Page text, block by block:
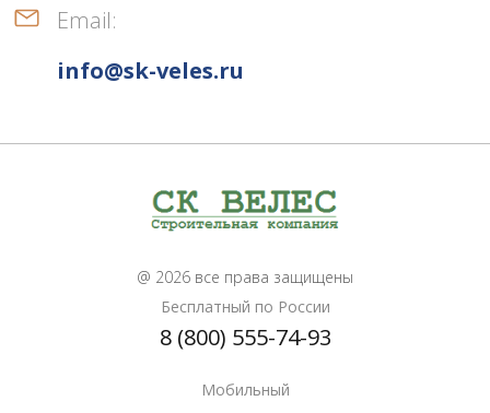
Email:
info@sk-veles.ru
@ 2026 все права защищены
Бесплатный по России
8 (800) 555-74-93
Мобильный